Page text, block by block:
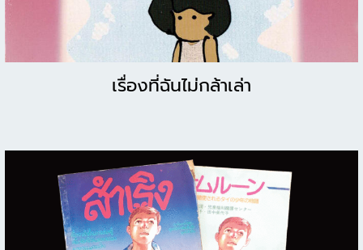
เรื่องที่ฉันไม่กล้าเล่า